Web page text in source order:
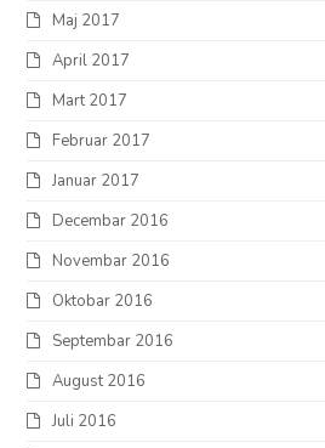
Maj 2017
April 2017
Mart 2017
Februar 2017
Januar 2017
Decembar 2016
Novembar 2016
Oktobar 2016
Septembar 2016
August 2016
Juli 2016